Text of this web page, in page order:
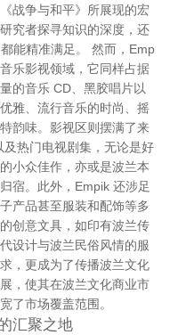
战争与和平》所展现的宏
究者探寻知识的深度，还
能精准满足。 然而，Emp
乐影视领域，它同样占据
的音乐 CD、黑胶唱片以
雅、流行音乐的时尚、摇
韵味。影视区则摆满了来
热门电视剧集，无论是好
小众佳作，亦或是波兰本
宿。此外，Empik 还涉足
产品甚至服装和配饰等多
创意文具，如印有波兰传
设计与波兰民俗风情的服
，更成为了传播波兰文化
，使其在波兰文化商业市
了市场覆盖范围。
汇聚之地